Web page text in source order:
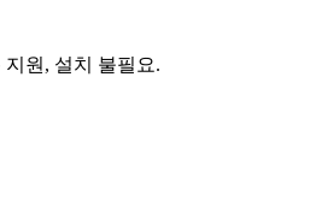
원, 설치 불필요.